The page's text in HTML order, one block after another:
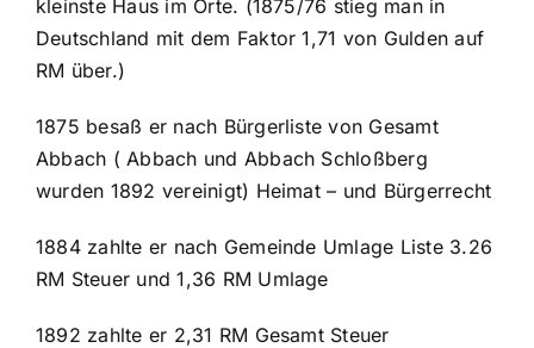
kleinste Haus im Orte. (1875/76 stieg man in
Deutschland mit dem Faktor 1,71 von Gulden auf
RM über.)
1875 besaß er nach Bürgerliste von Gesamt
Abbach ( Abbach und Abbach Schloßberg
wurden 1892 vereinigt) Heimat – und Bürgerrecht
1884 zahlte er nach Gemeinde Umlage Liste 3.26
RM Steuer und 1,36 RM Umlage
1892 zahlte er 2,31 RM Gesamt Steuer